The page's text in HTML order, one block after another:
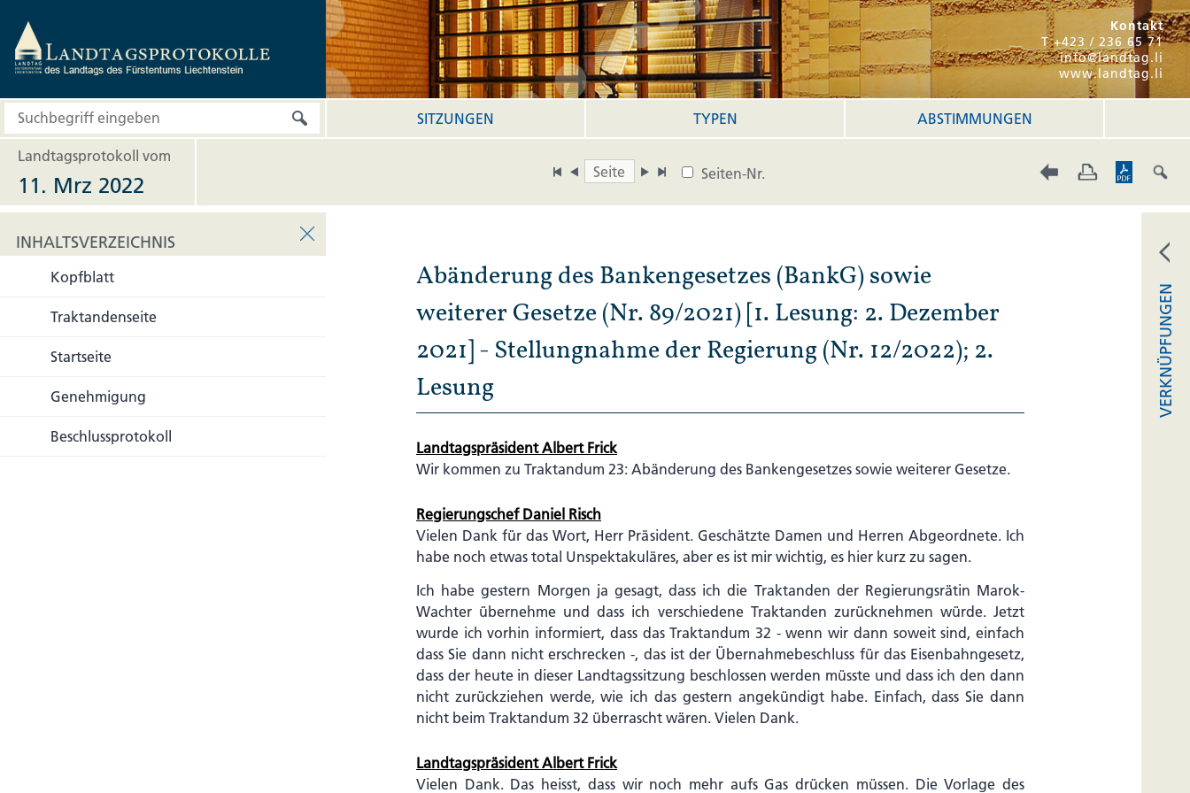
Kontakt
T +423 / 236 65 71
info@landtag.li
www.landtag.li
SITZUNGEN TYPEN ABSTIMMUNGEN
Landtagsprotokoll vom
Seiten-Nr.
11. Mrz 2022
INHALTSVERZEICHNIS
Kopfblatt
Traktandenseite
Startseite
Genehmigung
Beschlussprotokoll
Abänderung des Bankengesetzes (BankG) sowie
weiterer Gesetze (Nr. 89/2021) [1. Lesung: 2. Dezember
2021] - Stellungnahme der Regierung (Nr. 12/2022); 2.
Lesung
Landtagspräsident Albert Frick
Wir kommen zu Traktandum 23: Abänderung des Bankengesetzes sowie weiterer Gesetze.
Regierungschef Daniel Risch
Vielen Dank für das Wort, Herr Präsident. Geschätzte Damen und Herren Abgeordnete. Ich
habe noch etwas total Unspektakuläres, aber es ist mir wichtig, es hier kurz zu sagen.
Ich habe gestern Morgen ja gesagt, dass ich die Traktanden der Regierungsrätin Marok-
Wachter übernehme und dass ich verschiedene Traktanden zurücknehmen würde. Jetzt
wurde ich vorhin informiert, dass das Traktandum 32 - wenn wir dann soweit sind, einfach
dass Sie dann nicht erschrecken -, das ist der Übernahmebeschluss für das Eisenbahngesetz,
dass der heute in dieser Landtagssitzung beschlossen werden müsste und dass ich den dann
nicht zurückziehen werde, wie ich das gestern angekündigt habe. Einfach, dass Sie dann
nicht beim Traktandum 32 überrascht wären. Vielen Dank.
Landtagspräsident Albert Frick
Vielen Dank. Das heisst, dass wir noch mehr aufs Gas drücken müssen. Die Vorlage des
VERKNÜPFUNGEN